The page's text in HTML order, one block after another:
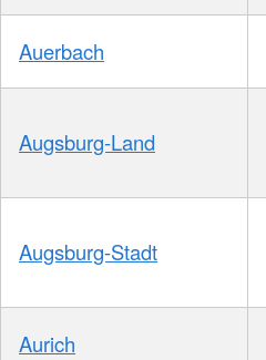
Auerbach
Augsburg-Land
Augsburg-Stadt
Aurich